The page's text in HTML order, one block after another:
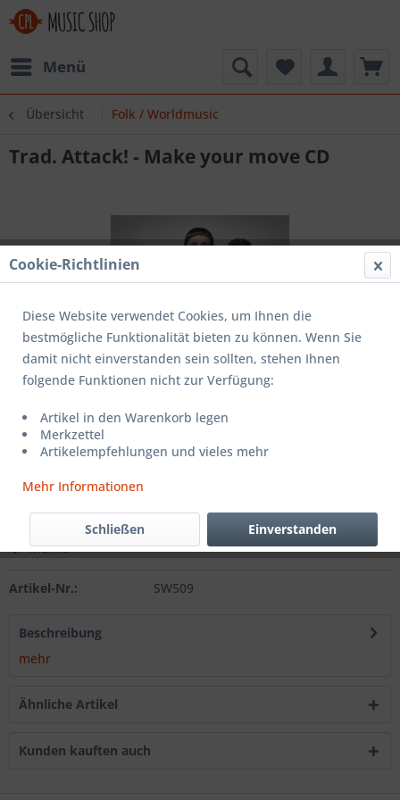
Menü
Übersicht Folk / Worldmusic
Trad. Attack! - Make your move CD
15,99 € *
inkl. MwSt.zzgl. Versandkosten
In denWarenkorb
Merken
Artikel-Nr.: SW509
Beschreibung
mehr
Ähnliche Artikel
Kunden kauften auch
Cookie-Richtlinien
Diese Website verwendet Cookies, um Ihnen die
bestmögliche Funktionalität bieten zu können. Wenn Sie
damit nicht einverstanden sein sollten, stehen Ihnen
folgende Funktionen nicht zur Verfügung:
Artikel in den Warenkorb legen
Merkzettel
Artikelempfehlungen und vieles mehr
Mehr Informationen
Einverstanden
Schließen